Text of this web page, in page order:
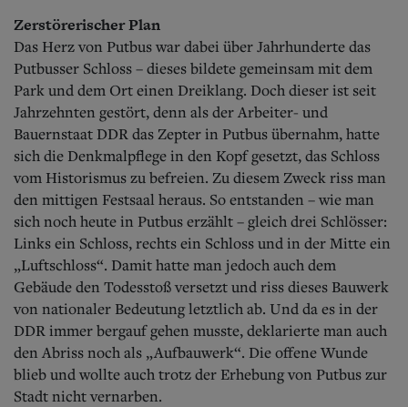
Zerstörerischer Plan
Das Herz von Putbus war dabei über Jahrhunderte das
Putbusser Schloss – dieses bildete gemeinsam mit dem
Park und dem Ort einen Dreiklang. Doch dieser ist seit
Jahrzehnten gestört, denn als der Arbeiter- und
Bauernstaat DDR das Zepter in Putbus übernahm, hatte
sich die Denkmalpflege in den Kopf gesetzt, das Schloss
vom Historismus zu befreien. Zu diesem Zweck riss man
den mittigen Festsaal heraus. So entstanden – wie man
sich noch heute in Putbus erzählt – gleich drei Schlösser:
Links ein Schloss, rechts ein Schloss und in der Mitte ein
„Luftschloss“. Damit hatte man jedoch auch dem
Gebäude den Todesstoß versetzt und riss dieses Bauwerk
von nationaler Bedeutung letztlich ab. Und da es in der
DDR immer bergauf gehen musste, deklarierte man auch
den Abriss noch als „Aufbauwerk“. Die offene Wunde
blieb und wollte auch trotz der Erhebung von Putbus zur
Stadt nicht vernarben.